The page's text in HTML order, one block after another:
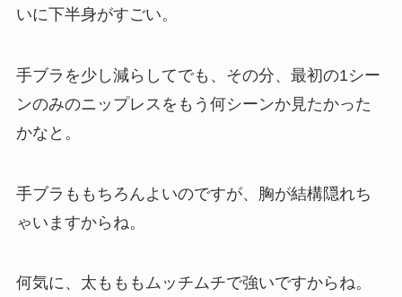
いに下半身がすごい。
手ブラを少し減らしてでも、その分、最初の1シー
ンのみのニップレスをもう何シーンか見たかった
かなと。
手ブラももちろんよいのですが、胸が結構隠れち
ゃいますからね。
何気に、太もももムッチムチで強いですからね。